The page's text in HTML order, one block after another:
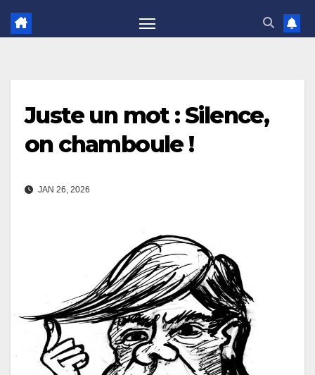
Juste un mot : Silence,
on chamboule !
JAN 26, 2026